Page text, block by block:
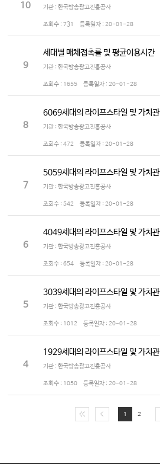
10 기관 : 한국방송광고진흥공사
조회수 : 731 등록일자 : 20-01-28
9
세대별 매체접촉률 및 평균이용시간
기관 : 한국방송광고진흥공사
조회수 : 1655 등록일자 : 20-01-28
8
6069세대의 라이프스타일 및 가치관
기관 : 한국방송광고진흥공사
조회수 : 472 등록일자 : 20-01-28
7
5059세대의 라이프스타일 및 가치관
기관 : 한국방송광고진흥공사
조회수 : 542 등록일자 : 20-01-28
6
4049세대의 라이프스타일 및 가치관
기관 : 한국방송광고진흥공사
조회수 : 654 등록일자 : 20-01-28
5
3039세대의 라이프스타일 및 가치관
기관 : 한국방송광고진흥공사
조회수 : 1012 등록일자 : 20-01-28
4
1929세대의 라이프스타일 및 가치관
기관 : 한국방송광고진흥공사
조회수 : 1050 등록일자 : 20-01-28
1 2